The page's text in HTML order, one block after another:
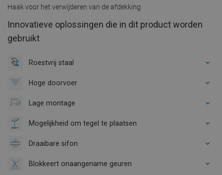
Haak voor het verwijderen van de afdekking
Innovatieve oplossingen die in dit product worden
gebruikt
Roestvrij staal
Hoge doorvoer
Lage montage
Mogelijkheid om tegel te plaatsen
Draaibare sifon
Blokkeert onaangename geuren